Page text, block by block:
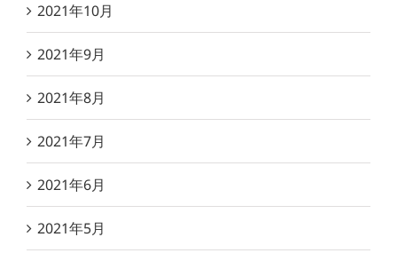
2021年10月
2021年9月
2021年8月
2021年7月
2021年6月
2021年5月